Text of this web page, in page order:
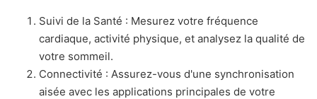
Suivi de la Santé : Mesurez votre fréquence
cardiaque, activité physique, et analysez la qualité de
votre sommeil.
Connectivité : Assurez-vous d'une synchronisation
aisée avec les applications principales de votre